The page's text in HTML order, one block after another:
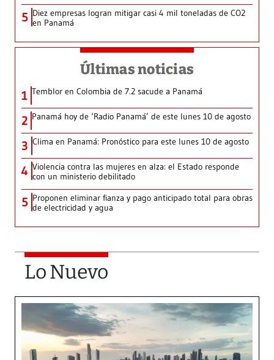
5 Diez empresas logran mitigar casi 4 mil toneladas de CO2
en Panamá
Últimas noticias
1 Temblor en Colombia de 7.2 sacude a Panamá
2 Panamá hoy de ‘Radio Panamá’ de este lunes 10 de agosto
3 Clima en Panamá: Pronóstico para este lunes 10 de agosto
4 Violencia contra las mujeres en alza: el Estado responde
con un ministerio debilitado
5 Proponen eliminar fianza y pago anticipado total para obras
de electricidad y agua
Lo Nuevo